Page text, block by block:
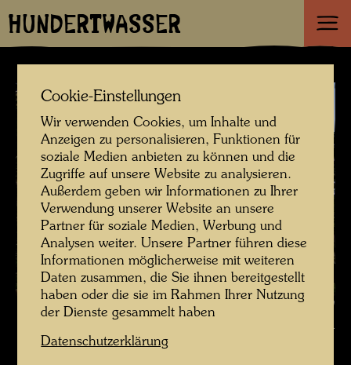
HUNDERTWASSER
Hundertwassers Aufforstung des Kaurinui Valley , Fotograf: Richard
Smart © Richard Smart
Cookie-Einstellungen
Wir verwenden Cookies, um Inhalte und
Anzeigen zu personalisieren, Funktionen für
soziale Medien anbieten zu können und die
Zugriffe auf unsere Website zu analysieren.
Außerdem geben wir Informationen zu Ihrer
Verwendung unserer Website an unsere
Partner für soziale Medien, Werbung und
Analysen weiter. Unsere Partner führen diese
Informationen möglicherweise mit weiteren
Daten zusammen, die Sie ihnen bereitgestellt
haben oder die sie im Rahmen Ihrer Nutzung
der Dienste gesammelt haben
Datenschutzerklärung